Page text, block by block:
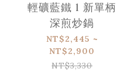
輕礦藍鐵 l 新單柄
深煎炒鍋
NT$2,445 ~
NT$2,900
NT$3,330